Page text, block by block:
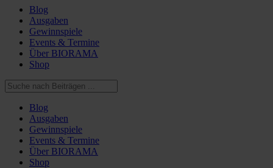
Blog
Ausgaben
Gewinnspiele
Events & Termine
Über BIORAMA
Shop
Blog
Ausgaben
Gewinnspiele
Events & Termine
Über BIORAMA
Shop